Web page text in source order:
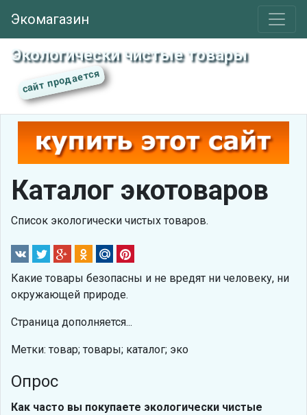
Экомагазин
Экологически чистые товары
Каталог экотоваров
Список экологически чистых товаров.
Какие товары безопасны и не вредят ни человеку, ни
окружающей природе.
Страница дополняется...
Метки: товар; товары; каталог; эко
Опрос
Как часто вы покупаете экологически чистые